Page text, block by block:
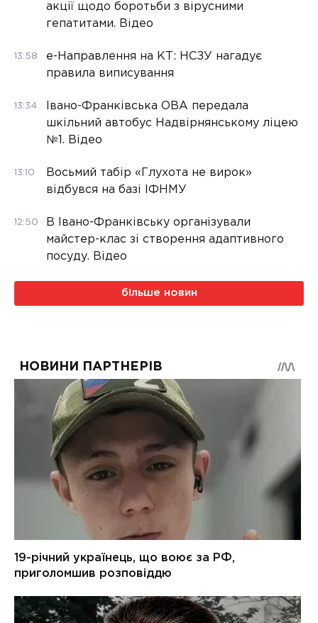
акції щодо боротьби з вірусними
гепатитами. Відео
13:58
е-Направлення на КТ: НСЗУ нагадує
правила виписування
13:34
Івано-Франківська ОВА передала
шкільний автобус Надвірнянському ліцею
№1. Відео
13:10
Восьмий табір «Глухота не вирок»
відбувся на базі ІФНМУ
12:50
В Івано-Франківську організували
майстер-клас зі створення адаптивного
посуду. Відео
більше новин